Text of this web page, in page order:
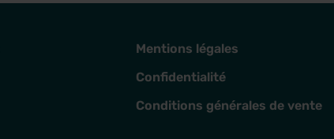
Mentions légales
Confidentialité
Conditions générales de vente